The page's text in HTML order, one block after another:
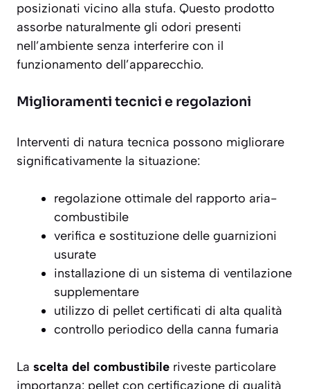
posizionati vicino alla stufa. Questo prodotto
assorbe naturalmente gli odori presenti
nell’ambiente senza interferire con il
funzionamento dell’apparecchio.
Miglioramenti tecnici e regolazioni
Interventi di natura tecnica possono migliorare
significativamente la situazione:
regolazione ottimale del rapporto aria-
combustibile
verifica e sostituzione delle guarnizioni
usurate
installazione di un sistema di ventilazione
supplementare
utilizzo di pellet certificati di alta qualità
controllo periodico della canna fumaria
La scelta del combustibile riveste particolare
importanza: pellet con certificazione di qualità